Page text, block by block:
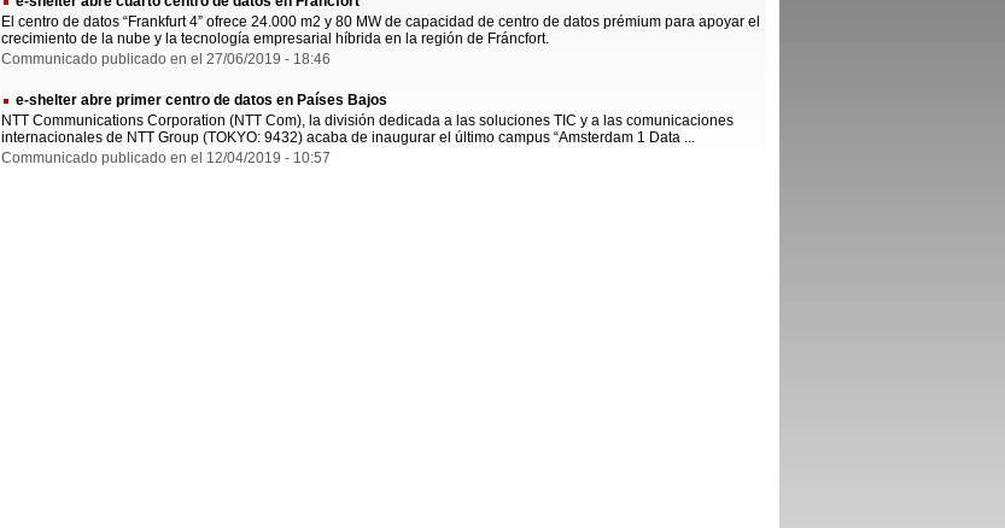
El centro de datos “Frankfurt 4” ofrece 24.000 m2 y 80 MW de capacidad de centro de datos prémium para apoyar el
crecimiento de la nube y la tecnología empresarial híbrida en la región de Fráncfort.
Communicado publicado en el 27/06/2019 - 18:46
e-shelter abre primer centro de datos en Países Bajos
NTT Communications Corporation (NTT Com), la división dedicada a las soluciones TIC y a las comunicaciones
internacionales de NTT Group (TOKYO: 9432) acaba de inaugurar el último campus “Amsterdam 1 Data ...
Communicado publicado en el 12/04/2019 - 10:57